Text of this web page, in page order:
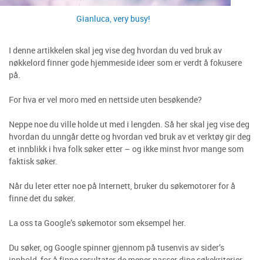
Gianluca, very busy!
I denne artikkelen skal jeg vise deg hvordan du ved bruk av
nøkkelord finner gode hjemmeside ideer som er verdt å fokusere
på.
For hva er vel moro med en nettside uten besøkende?
Neppe noe du ville holde ut med i lengden. Så her skal jeg vise deg
hvordan du unngår dette og hvordan ved bruk av et verktøy gir deg
et innblikk i hva folk søker etter – og ikke minst hvor mange som
faktisk søker.
Når du leter etter noe på Internett, bruker du søkemotorer for å
finne det du søker.
La oss ta Google’s søkemotor som eksempel her.
Du søker, og Google spinner gjennom på tusenvis av sider’s